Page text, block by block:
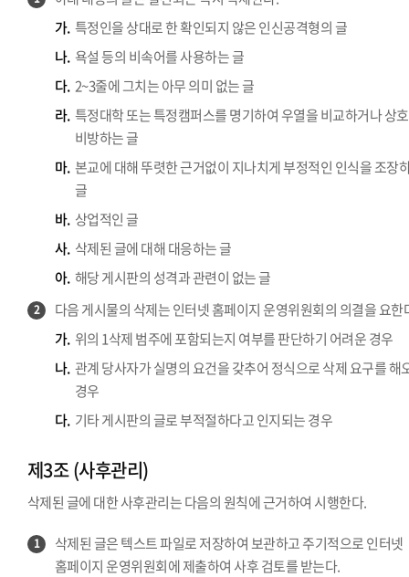
가. 특정인을 상대로 한 확인되지 않은 인신공격형의 글
나. 욕설 등의 비속어를 사용하는 글
다. 2~3줄에 그치는 아무 의미 없는 글
라. 특정대학 또는 특정캠퍼스를 명기하여 우열을 비교하거나 상호
비방하는 글
마. 본교에 대해 뚜렷한 근거없이 지나치게 부정적인 인식을 조장
글
바. 상업적인 글
사. 삭제된 글에 대해 대응하는 글
아. 해당 게시판의 성격과 관련이 없는 글
2
다음 게시물의 삭제는 인터넷 홈페이지 운영위원회의 의결을 요한
가. 위의 1삭제 범주에 포함되는지 여부를 판단하기 어려운 경우
나. 관계 당사자가 실명의 요건을 갖추어 정식으로 삭제 요구를 해
경우
다. 기타 게시판의 글로 부적절하다고 인지되는 경우
제3조 (사후관리)
삭제된 글에 대한 사후관리는 다음의 원칙에 근거하여 시행한다.
1
삭제된 글은 텍스트 파일로 저장하여 보관하고 주기적으로 인터넷
홈페이지 운영위원회에 제출하여 사후 검토를 받는다.